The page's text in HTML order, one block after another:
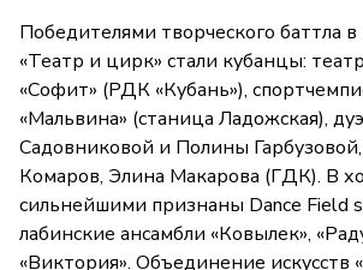
Победителями творческого баттла
«Театр и цирк» стали кубанцы:
«Софит» (РДК «Кубань»),
«Мальвина» (станица Ладожская),
Садовниковой и Полины
Комаров, Элина Макарова (ГДК). В
сильнейшими признаны Dance Field
лабинские ансамбли «Ковылек»,
«Виктория». Объединение искусств